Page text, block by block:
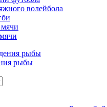
волейбола
рыбы